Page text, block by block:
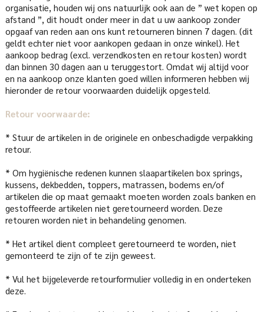
organisatie, houden wij ons natuurlijk ook aan de ” wet kopen op
afstand ”, dit houdt onder meer in dat u uw aankoop zonder
opgaaf van reden aan ons kunt retourneren binnen 7 dagen. (dit
geldt echter niet voor aankopen gedaan in onze winkel). Het
aankoop bedrag (excl. verzendkosten en retour kosten) wordt
dan binnen 30 dagen aan u teruggestort. Omdat wij altijd voor
en na aankoop onze klanten goed willen informeren hebben wij
hieronder de retour voorwaarden duidelijk opgesteld.
Retour voorwaarde:
* Stuur de artikelen in de originele en onbeschadigde verpakking
retour.
* Om hygiënische redenen kunnen slaapartikelen box springs,
kussens, dekbedden, toppers, matrassen, bodems en/of
artikelen die op maat gemaakt moeten worden zoals banken en
gestoffeerde artikelen niet geretourneerd worden. Deze
retouren worden niet in behandeling genomen.
* Het artikel dient compleet geretourneerd te worden, niet
gemonteerd te zijn of te zijn geweest.
* Vul het bijgeleverde retourformulier volledig in en onderteken
deze.